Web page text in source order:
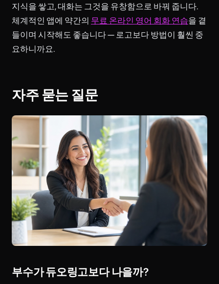
지식을 쌓고, 대화는 그것을 유창함으로 바꿔 줍니다.
체계적인 앱에 약간의 무료 온라인 영어 회화 연습을 곁
들이며 시작해도 좋습니다 — 로고보다 방법이 훨씬 중
요하니까요.
자주 묻는 질문
부수가 듀오링고보다 나을까?